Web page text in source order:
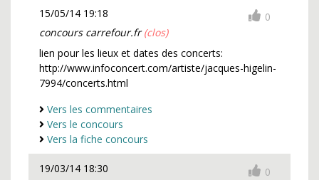
15/05/14 19:18
0
concours carrefour.fr(clos)
lien pour les lieux et dates des concerts:
http://www.infoconcert.com/artiste/jacques-higelin-
7994/concerts.html
Vers les commentaires
Vers le concours
Vers la fiche concours
19/03/14 18:30
0